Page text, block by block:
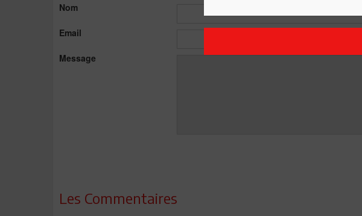
Nom
Email
Message
Les Commentaires